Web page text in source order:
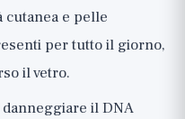
e pelle
per tutto il giorno,
il vetro.
il DNA